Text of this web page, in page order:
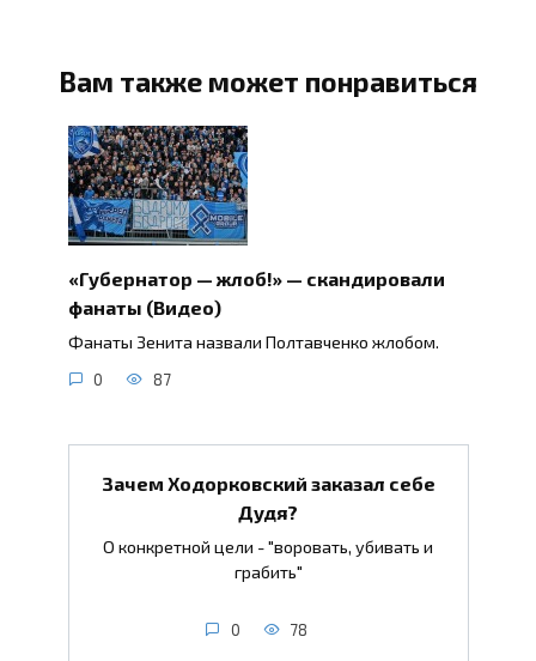
Вам также может понравиться
«Губернатор — жлоб!» — скандировали
фанаты (Видео)
Фанаты Зенита назвали Полтавченко жлобом.
0 87
Зачем Ходорковский заказал себе
Дудя?
О конкретной цели - "воровать, убивать и
грабить"
0 78